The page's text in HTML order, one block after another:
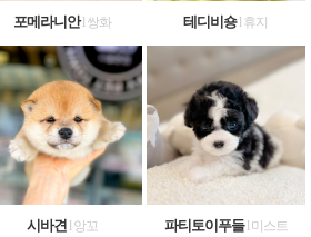
포메라니안l 쌍화 테디비숑l 휴지
시바견l 앙꼬 파티토이푸들l 미스트